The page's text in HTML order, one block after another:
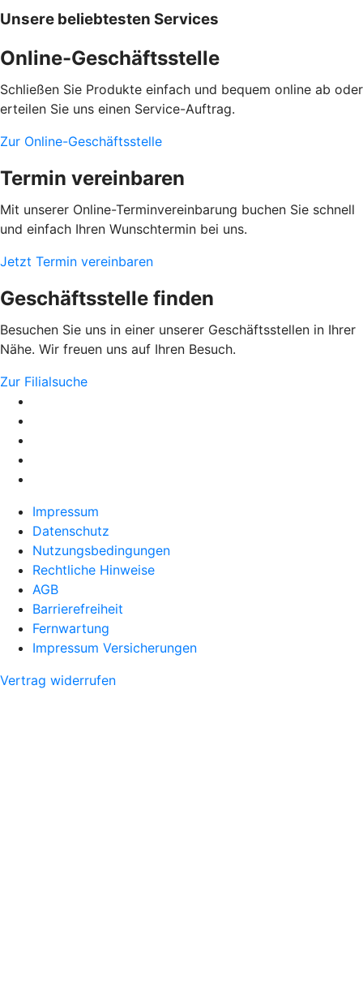
Unsere beliebtesten Services
Online-Geschäftsstelle
Schließen Sie Produkte einfach und bequem online ab oder
erteilen Sie uns einen Service-Auftrag.
Zur Online-Geschäftsstelle
Termin vereinbaren
Mit unserer Online-Terminvereinbarung buchen Sie schnell
und einfach Ihren Wunschtermin bei uns.
Jetzt Termin vereinbaren
Geschäftsstelle finden
Besuchen Sie uns in einer unserer Geschäftsstellen in Ihrer
Nähe. Wir freuen uns auf Ihren Besuch.
Zur Filialsuche
Impressum
Datenschutz
Nutzungsbedingungen
Rechtliche Hinweise
AGB
Barrierefreiheit
Fernwartung
Impressum Versicherungen
Vertrag widerrufen